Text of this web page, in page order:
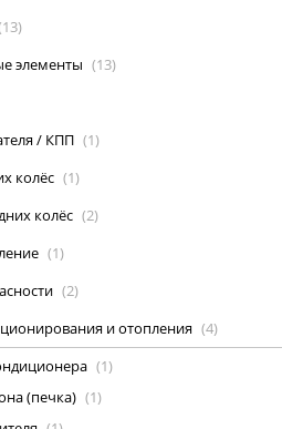
элементы (13)
/ КПП (1)
колёс (1)
колёс (2)
(1)
(2)
и отопления (4)
(1)
(печка) (1)